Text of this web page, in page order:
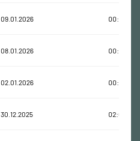
09.01.2026 00:15:15
08.01.2026 00:54:41
02.01.2026 00:20:09
30.12.2025 02:09:05